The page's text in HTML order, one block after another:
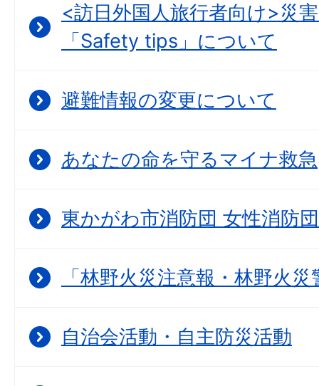
<訪日外国人旅行者向け>災
「Safety tips」について
避難情報の変更について
あなたの命を守るマイナ救急
東かがわ市消防団 女性消防
「林野火災注意報・林野火
自治会活動・自主防災活動